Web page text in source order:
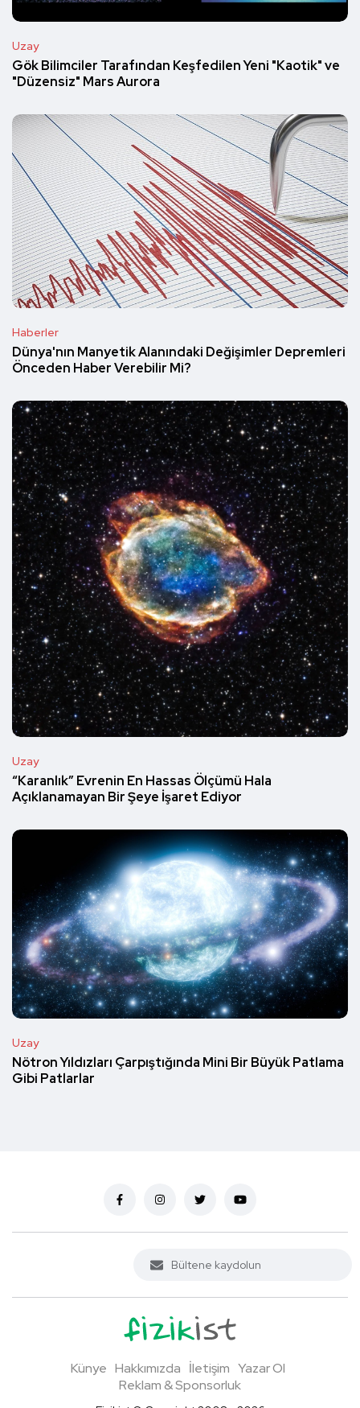
Uzay
Gök Bilimciler Tarafından Keşfedilen Yeni "Kaotik" ve
"Düzensiz" Mars Aurora
Haberler
Dünya'nın Manyetik Alanındaki Değişimler Depremleri
Önceden Haber Verebilir Mi?
Uzay
“Karanlık” Evrenin En Hassas Ölçümü Hala
Açıklanamayan Bir Şeye İşaret Ediyor
Uzay
Nötron Yıldızları Çarpıştığında Mini Bir Büyük Patlama
Gibi Patlarlar
Künye Hakkımızda İletişim Yazar Ol
Reklam & Sponsorluk